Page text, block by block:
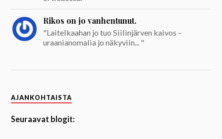
Rikos on jo vanhentunut.
"Laitelkaahan jo tuo Siilinjärven kaivos –
uraanianomalia jo näkyviin... "
AJANKOHTAISTA
Seuraavat blogit: